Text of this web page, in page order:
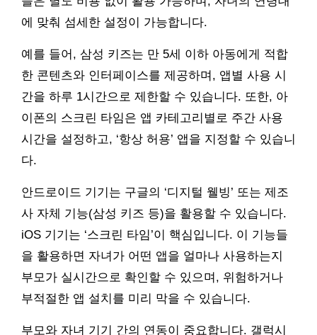
에 맞춰 섬세한 설정이 가능합니다.
예를 들어, 삼성 키즈는 만 5세 이하 아동에게 적합
한 콘텐츠와 인터페이스를 제공하며, 앱별 사용 시
간을 하루 1시간으로 제한할 수 있습니다. 또한, 아
이폰의 스크린 타임은 앱 카테고리별로 주간 사용
시간을 설정하고, ‘항상 허용’ 앱을 지정할 수 있습니
다.
안드로이드 기기는 구글의 ‘디지털 웰빙’ 또는 제조
사 자체 기능(삼성 키즈 등)을 활용할 수 있습니다.
iOS 기기는 ‘스크린 타임’이 핵심입니다. 이 기능들
을 활용하면 자녀가 어떤 앱을 얼마나 사용하는지
부모가 실시간으로 확인할 수 있으며, 위험하거나
부적절한 앱 설치를 미리 막을 수 있습니다.
부모와 자녀 기기 간의 연동이 중요합니다. 갤럭시